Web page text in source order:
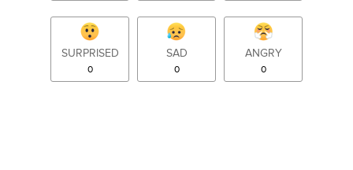
SURPRISED
0
SAD
0
ANGRY
0